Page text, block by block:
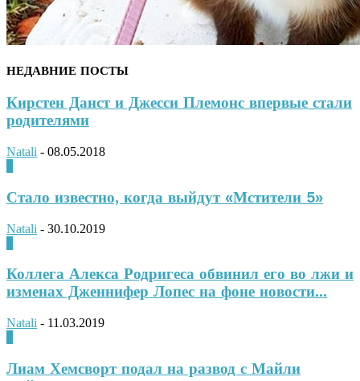
НЕДАВНИЕ ПОСТЫ
Кирстен Данст и Джесси Племонс впервые стали
родителями
Natali - 08.05.2018
Стало известно, когда выйдут «Мстители 5»
Natali - 30.10.2019
Коллега Алекса Родригеса обвинил его во лжи и
изменах Дженнифер Лопес на фоне новости...
Natali - 11.03.2019
Лиам Хемсворт подал на развод с Майли